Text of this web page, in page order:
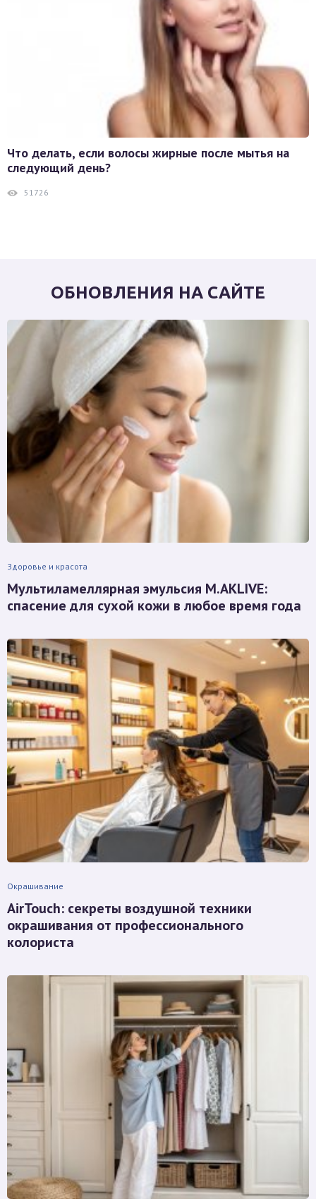
Что делать, если волосы жирные после мытья на
следующий день?
51726
ОБНОВЛЕНИЯ НА САЙТЕ
Здоровье и красота
Мультиламеллярная эмульсия M.AKLIVE:
спасение для сухой кожи в любое время года
Окрашивание
AirTouch: секреты воздушной техники
окрашивания от профессионального
колориста